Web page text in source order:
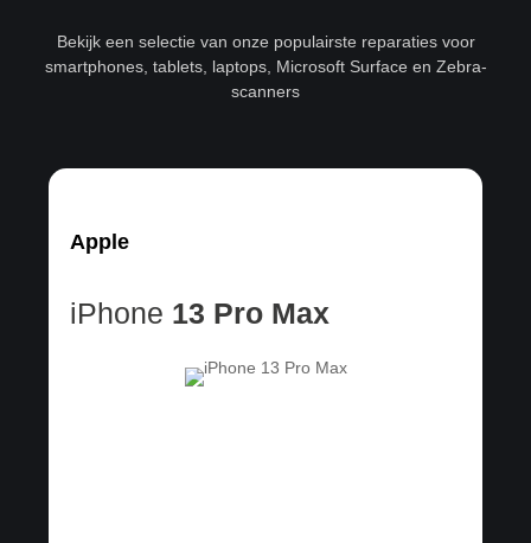
Bekijk een selectie van onze populairste reparaties voor
smartphones, tablets, laptops, Microsoft Surface en Zebra-
scanners
Apple
iPhone 13 Pro Max